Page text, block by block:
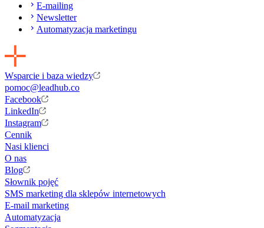
E-mailing
Newsletter
Automatyzacja marketingu
Wsparcie i baza wiedzy
pomoc@leadhub.co
Facebook
LinkedIn
Instagram
Cennik
Nasi klienci
O nas
Blog
Słownik pojęć
SMS marketing dla sklepów internetowych
E-mail marketing
Automatyzacja